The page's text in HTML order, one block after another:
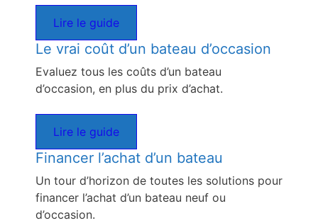
Lire le guide
Le vrai coût d’un bateau d’occasion
Evaluez tous les coûts d’un bateau
d’occasion, en plus du prix d’achat.
Lire le guide
Financer l’achat d’un bateau
Un tour d’horizon de toutes les solutions pour
financer l’achat d’un bateau neuf ou
d’occasion.